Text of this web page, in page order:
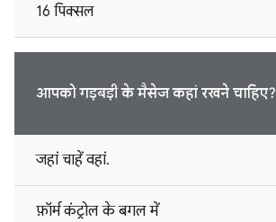
16 पिक्सल
आपको गड़बड़ी के मैसेज कहां रखने चाहिए?
जहां चाहें वहां.
फ़ॉर्म कंट्रोल के बगल में